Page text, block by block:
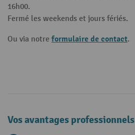
16h00.
Fermé les weekends et jours fériés.
Ou via notre formulaire de contact.
Vos avantages professionnels